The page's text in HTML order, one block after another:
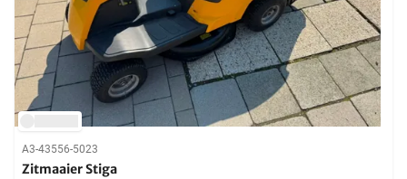
A3-43556-5023
Zitmaaier Stiga